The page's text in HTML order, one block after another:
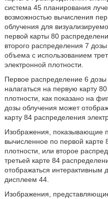
система 45 планирования
возможностью вычисления
облучения для
первой карты 80
второго распределения 7
объема с использованием
электронной плотности.
Первое распределение 6
налагаться на первую карту
плотности, как показано на
дозы облучения может
карту 84 распределения
Изображения, показывающие
вычисленное по первой карте
плотности, или второе
третьей карте 84
отображаться интерактивным
дисплеем 44.
Изображения,